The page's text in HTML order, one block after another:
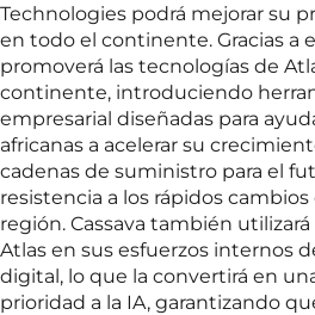
Technologies podrá mejorar su
en todo el continente. Gracias a
promoverá las tecnologías de
continente, introduciendo
empresarial diseñadas para
africanas a acelerar su
cadenas de suministro para el
resistencia a los rápidos
región. Cassava también
Atlas en sus esfuerzos internos
digital, lo que la convertirá en
prioridad a la IA, garantizando